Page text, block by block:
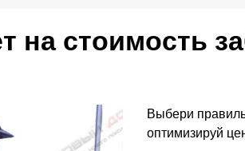
из евроштакетника
жалюзи с кирпичными столбами
заборы
ограждения
на стоимость
Выбери
оптимизируй